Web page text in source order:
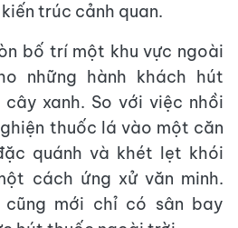
trúc cảnh quan.
bố trí một khu vực ngoài
những hành khách hút
xanh. So với việc nhồi
thuốc lá vào một căn
quánh và khét lẹt khói
cách ứng xử văn minh.
mới chỉ có sân bay